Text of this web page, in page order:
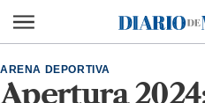
Diario de México
Apertura
ARENA DEPORTIVA